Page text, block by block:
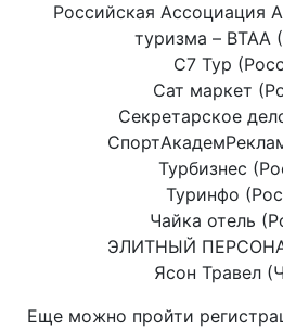
Российская Ассоциация
туризма – BTAA
С7 Тур
Сат маркет
Секретарское
Турбизнес
Туринфо
Чайка отель
ЭЛИТНЫЙ
Ясон Травел
Еще можно пройти